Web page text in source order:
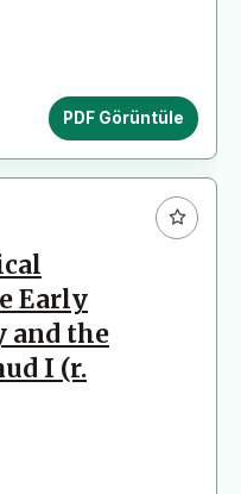
PDF Görüntüle
Early
and the
I (r.